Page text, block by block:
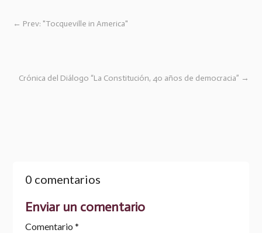
← Prev: "Tocqueville in America"
Crónica del Diálogo “La Constitución, 40 años de democracia” →
0 comentarios
Enviar un comentario
Comentario *